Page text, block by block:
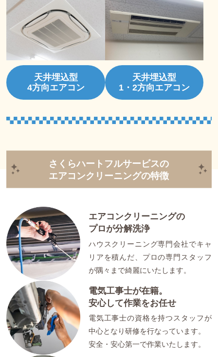
天井埋込型
4方向エアコン
天井埋込型
1・2方向エアコン
さくらハートフルサービスの
エアコンクリーニングの特徴
エアコンクリーニングの
プロが分解洗浄
ハウスクリーニング専門会社でキャ
リアを積んだ、プロの専門スタッフ
が隅々まで綺麗にいたします。
電気工事士が在籍。
安心して作業をお任せ
電気工事士の資格を持つスタッフが
中心となり研修を行なっています。
安全・安心第一で作業いたします。